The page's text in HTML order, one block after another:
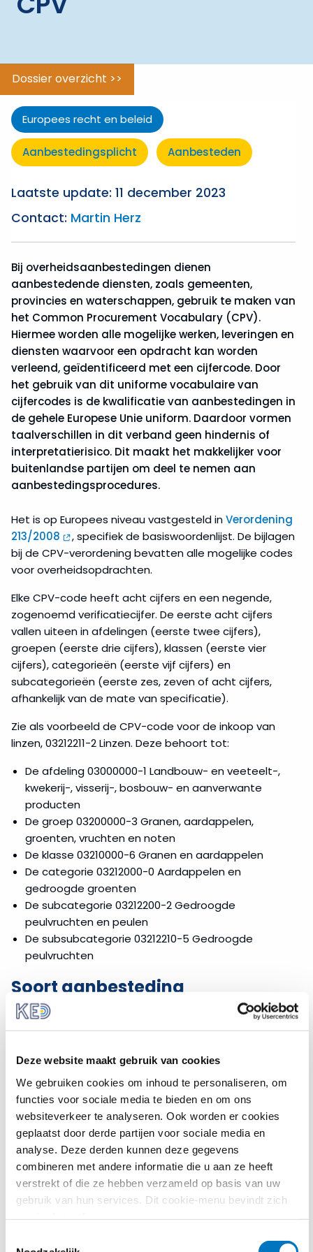
Deze website maakt gebruik van cookies
We gebruiken cookies om inhoud te personaliseren, om
functies voor sociale media te bieden en om ons
websiteverkeer te analyseren. Ook worden er cookies
geplaatst door derde partijen voor sociale media en
analyse. Deze derden kunnen deze gegevens
combineren met andere informatie die u aan ze heeft
verstrekt of die ze hebben verzameld op basis van uw
gebruik van hun services. Dit cookie-menu bevindt zich
tot
aanbesteden
Beleidsterreinen
menu
Uitzonderingen
menu
Dossier overzicht >>
Europees recht en beleid
Aanbestedingsplicht Aanbesteden
Laatste update: 11 december 2023
Contact: Martin Herz
Bij overheidsaanbestedingen dienen
aanbestedende diensten, zoals gemeenten,
provincies en waterschappen, gebruik te maken van
het Common Procurement Vocabulary (CPV).
Hiermee worden alle mogelijke werken, leveringen en
diensten waarvoor een opdracht kan worden
verleend, geïdentificeerd met een cijfercode. Door
het gebruik van dit uniforme vocabulaire van
cijfercodes is de kwalificatie van aanbestedingen in
de gehele Europese Unie uniform. Daardoor vormen
taalverschillen in dit verband geen hindernis of
interpretatierisico. Dit maakt het makkelijker voor
buitenlandse partijen om deel te nemen aan
aanbestedingsprocedures.
Het is op Europees niveau vastgesteld inVerordening
213/2008
, specifiek de basiswoordenlijst. De bijlagen
bij de CPV-verordening bevatten alle mogelijke codes
voor overheidsopdrachten.
Elke CPV-code heeft acht cijfers en een negende,
zogenoemd verificatiecijfer. De eerste acht cijfers
vallen uiteen in afdelingen (eerste twee cijfers),
groepen (eerste drie cijfers), klassen (eerste vier
cijfers), categorieën (eerste vijf cijfers) en
subcategorieën (eerste zes, zeven of acht cijfers,
afhankelijk van de mate van specificatie).
Zie als voorbeeld de CPV-code voor de inkoop van
linzen, 03212211-2 Linzen. Deze behoort tot:
De afdeling 03000000-1 Landbouw- en veeteelt-,
kwekerij-, visserij-, bosbouw- en aanverwante
producten
De groep 03200000-3 Granen, aardappelen,
groenten, vruchten en noten
De klasse 03210000-6 Granen en aardappelen
De categorie 03212000-0 Aardappelen en
gedroogde groenten
De subcategorie 03212200-2 Gedroogde
peulvruchten en peulen
De subsubcategorie 03212210-5 Gedroogde
peulvruchten
Soort aanbesteding
Formeel zegt de lijst met CPV-codes niets over de
vraag of een overheidsopdracht kwalificeert als werk,
die op grond vanRichtlijn 2014/24
is
gekwalificeerd- het juiste naamkaartje mee te geven
ter herkenning bij openbare aanbesteding. De
systematiek van de CPV kan daarentegen een
indicatie van het soort aanbesteding geven en
daarmee dienen als hulpmiddel bij het bepalen van de
aard van de aanbesteding.
Werking van de CPV-code
Aanbestedende diensten zijn op grond van artikel 23